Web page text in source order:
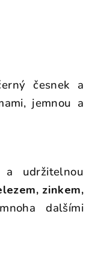
česnek a
jemnou a
udržitelnou
zinkem,
dalšími